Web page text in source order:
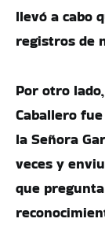
llevó a cabo
registros de
Por otro
Caballero
la Señora
veces y
que